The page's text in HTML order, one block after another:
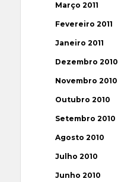
Março 2011
Fevereiro 2011
Janeiro 2011
Dezembro 2010
Novembro 2010
Outubro 2010
Setembro 2010
Agosto 2010
Julho 2010
Junho 2010